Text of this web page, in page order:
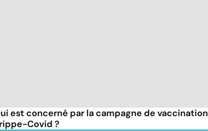
est concerné par la campagne de vaccination
Covid ?